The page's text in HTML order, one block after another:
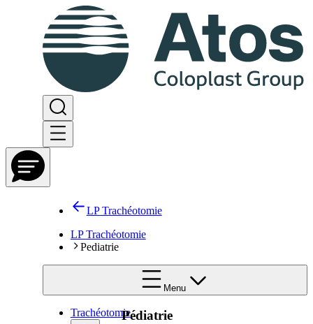
LP Trachéotomie
LP Trachéotomie
Pediatrie
Menu
TrachéotomiePédiatrie